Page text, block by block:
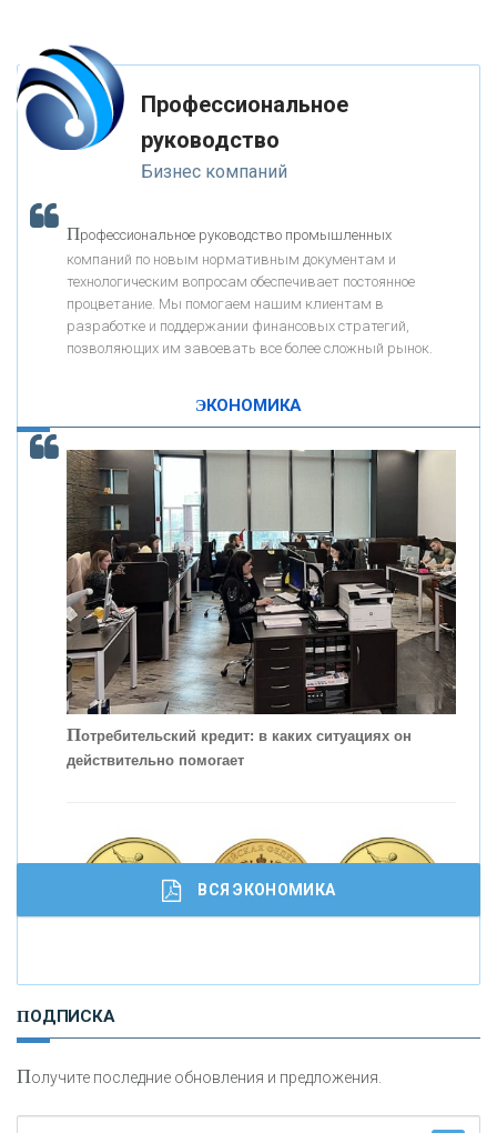
«ФК ОТКРЫТИЕ»
«ЗАПСИБКОМБАНК»
«РОСЕВРОБАНК»
«ПРЕСС-СЛУЖБА ВТБ24»
«АВТОГРАДБАНК»
ОНАС
КОНТАКТЫ
К ак Система быстрых платежей за пять лет
Профессиональное
руководство
Бизнес компаний
Профессиональное руководство промышленных
компаний по новым нормативным документам и
технологическим вопросам обеспечивает постоянное
процветание. Мы помогаем нашим клиентам в
разработке и поддержании финансовых стратегий,
позволяющих им завоевать все более сложный рынок.
ЭКОНОМИКА
Потребительский кредит: в каких ситуациях он
действительно помогает
И
сохранения и увеличения капитала
ВСЯ ЭКОНОМИКА
ПОДПИСКА
Получите последние обновления и предложения.